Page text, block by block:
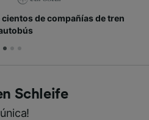
de compañías de tren
Schleife